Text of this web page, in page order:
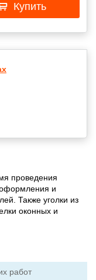
Купить
проведения
и
Также уголки из
оконных и
работ